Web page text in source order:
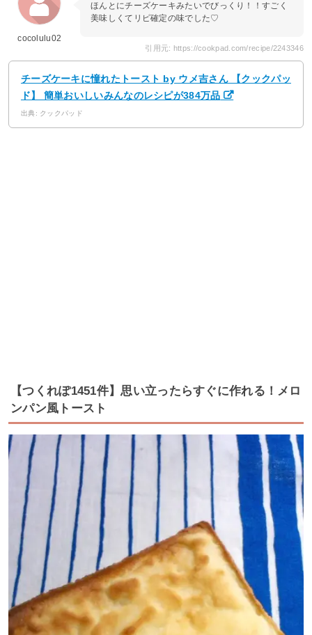
cocolulu02
ほんとにチーズケーキみたいでびっくり！！すごく
美味しくてリピ確定の味でした♡
引用元: https://cookpad.com/recipe/2243346
チーズケーキに憧れたトースト by ウメ吉さん 【クックパッ
ド】 簡単おいしいみんなのレシピが384万品
出典: クックパッド
【つくれぽ1451件】思い立ったらすぐに作れる！メロ
ンパン風トースト